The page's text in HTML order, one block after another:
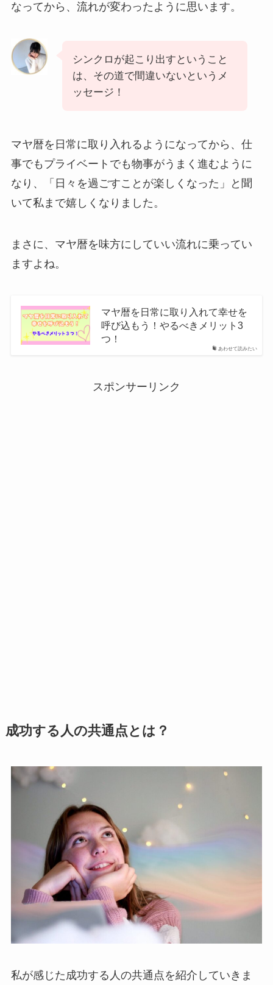
なってから、流れが変わったように思います。
シンクロが起こり出すということ
は、その道で間違いないというメ
ッセージ！
マヤ暦を日常に取り入れるようになってから、仕
事でもプライベートでも物事がうまく進むように
なり、「日々を過ごすことが楽しくなった」と聞
いて私まで嬉しくなりました。
まさに、マヤ暦を味方にしていい流れに乗ってい
ますよね。
あわせて読みたい
マヤ暦を日常に取り入れて幸せを
呼び込もう！やるべきメリット3
つ！
スポンサーリンク
成功する人の共通点とは？
私が感じた成功する人の共通点を紹介していきま